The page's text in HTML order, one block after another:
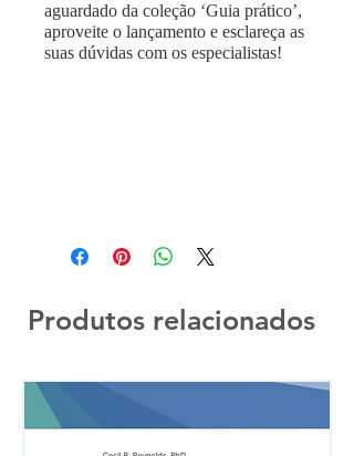
aguardado da coleção ‘Guia prático’,
aproveite o lançamento e esclareça as
suas dúvidas com os especialistas!
Produtos relacionados